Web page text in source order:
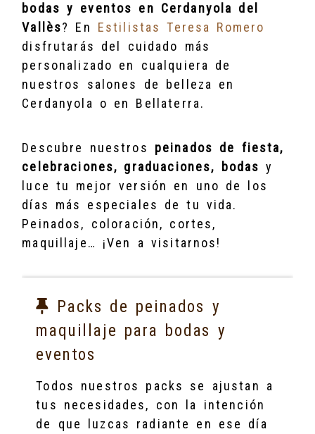
bodas y eventos en Cerdanyola del
Vallès? En Estilistas Teresa Romero
disfrutarás del cuidado más
personalizado en cualquiera de
nuestros salones de belleza en
Cerdanyola o en Bellaterra.
Descubre nuestros peinados de fiesta,
celebraciones, graduaciones, bodas y
luce tu mejor versión en uno de los
días más especiales de tu vida.
Peinados, coloración, cortes,
maquillaje… ¡Ven a visitarnos!
Packs de peinados y
maquillaje para bodas y
eventos
Todos nuestros packs se ajustan a
tus necesidades, con la intención
de que luzcas radiante en ese día